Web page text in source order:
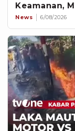
Keamanan,
News 6/08/2026